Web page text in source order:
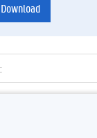
Download
:
: